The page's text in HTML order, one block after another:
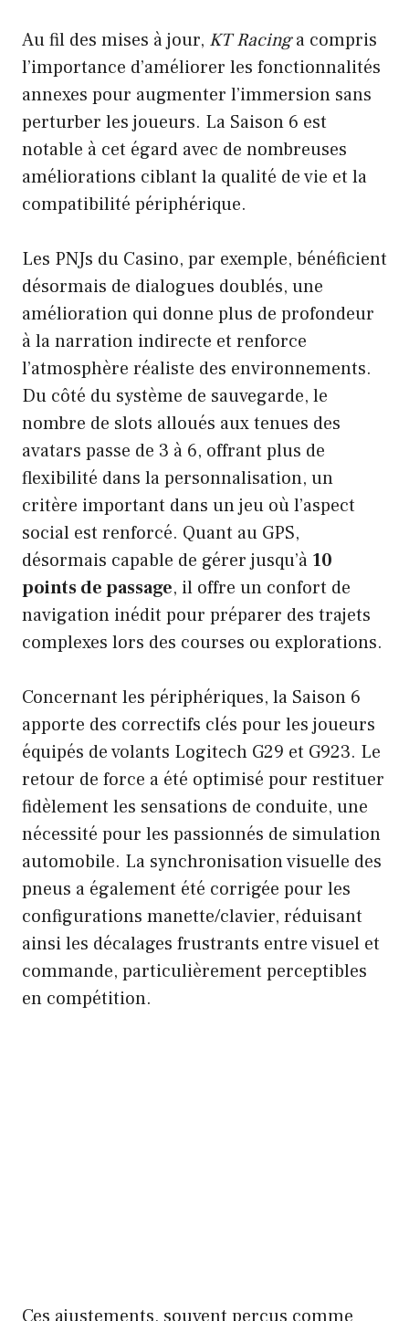
Au fil des mises à jour, KT Racinga compris
l’importance d’améliorer les fonctionnalités
annexes pour augmenter l’immersion sans
perturber les joueurs. La Saison 6 est
notable à cet égard avec de nombreuses
améliorations ciblant la qualité de vie et la
compatibilité périphérique.
Les PNJs du Casino, par exemple, bénéficient
désormais de dialogues doublés, une
amélioration qui donne plus de profondeur
à la narration indirecte et renforce
l’atmosphère réaliste des environnements.
Du côté du système de sauvegarde, le
nombre de slots alloués aux tenues des
avatars passe de 3 à 6, offrant plus de
flexibilité dans la personnalisation, un
critère important dans un jeu où l’aspect
social est renforcé. Quant au GPS,
désormais capable de gérer jusqu’à 10
points de passage, il offre un confort de
navigation inédit pour préparer des trajets
complexes lors des courses ou explorations.
Concernant les périphériques, la Saison 6
apporte des correctifs clés pour les joueurs
équipés de volants Logitech G29 et G923. Le
retour de force a été optimisé pour restituer
fidèlement les sensations de conduite, une
nécessité pour les passionnés de simulation
automobile. La synchronisation visuelle des
pneus a également été corrigée pour les
configurations manette/clavier, réduisant
ainsi les décalages frustrants entre visuel et
commande, particulièrement perceptibles
en compétition.